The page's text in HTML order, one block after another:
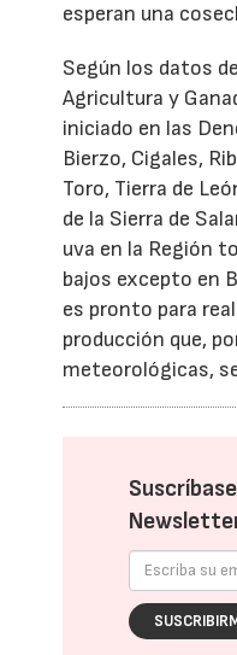
esperan una
Según los datos
Agricultura y
iniciado en las
Bierzo, Cigales,
Toro, Tierra de
de la Sierra de
uva en la Región
bajos excepto en
es pronto para
producción que,
meteorológicas,